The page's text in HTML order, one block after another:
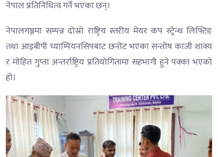
नेपाल प्रतिनिधित्व गर्ने भएका छन्।
नेपालगञ्जमा सम्पन्न दोस्रो राष्ट्रिय स्तरीय मेयर कप स्ट्रेन्थ लिफ्टिङ
तथा आइबीपी च्याम्पियनसिपबाट छनोट भएका सन्तोष काजी शाक्य
र मोहित गुप्ता अन्तर्राष्ट्रिय प्रतियोगितामा सहभागी हुने पक्का भएको
हो।